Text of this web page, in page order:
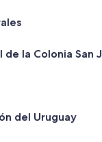
la Colonia San
del Uruguay